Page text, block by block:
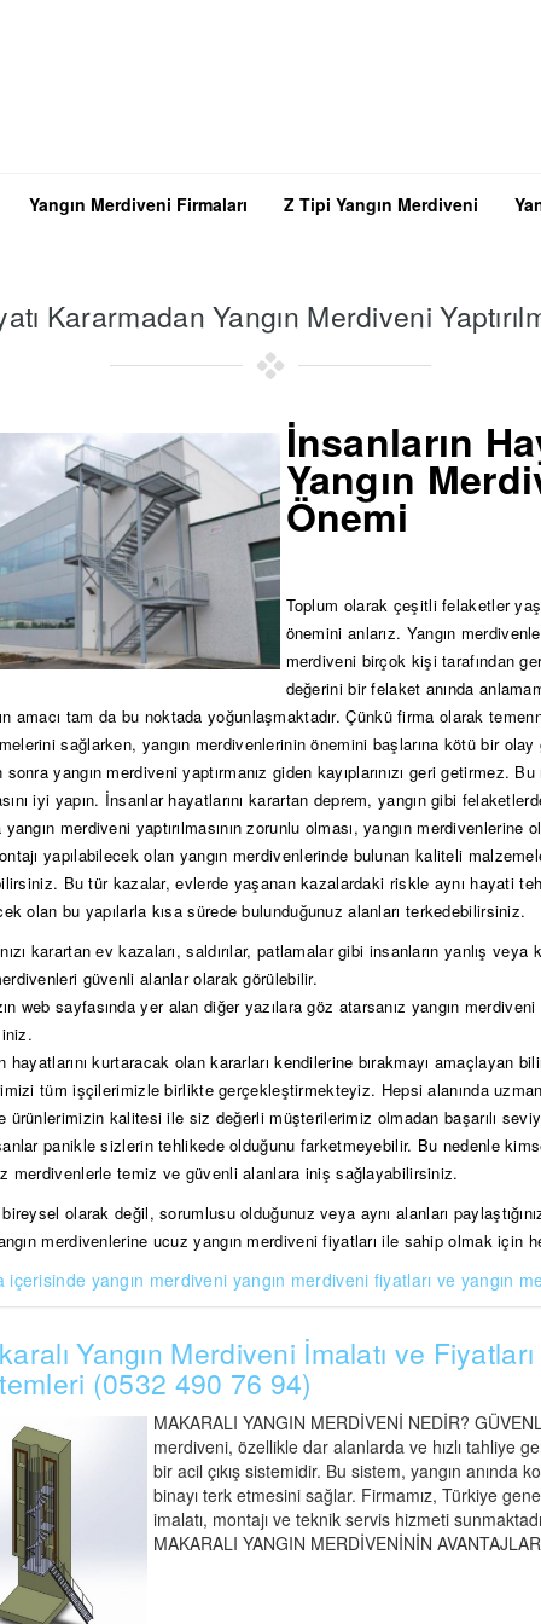
Yangın Merdiveni Firmaları Z Tipi Yangın Merdiveni
Kararmadan Yangın Merdiveni
İnsanların
Yangın
Önemi
Toplum olarak çeşitli felaketler
önemini anlarız. Yangın
merdiveni birçok kişi tarafından
değerini bir felaket anında
amacı tam da bu noktada yoğunlaşmaktadır. Çünkü firma olarak
sağlarken, yangın merdivenlerinin önemini başlarına kötü bir
yangın merdiveni yaptırmanız giden kayıplarınızı geri getirmez.
iyi yapın. İnsanlar hayatlarını karartan deprem, yangın gibi
merdiveni yaptırılmasının zorunlu olması, yangın
yapılabilecek olan yangın merdivenlerinde bulunan kaliteli
Bu tür kazalar, evlerde yaşanan kazalardaki riskle aynı hayati
olan bu yapılarla kısa sürede bulunduğunuz alanları terkedebilirsiniz.
karartan ev kazaları, saldırılar, patlamalar gibi insanların yanlış
güvenli alanlar olarak görülebilir.
web sayfasında yer alan diğer yazılara göz atarsanız yangın
hayatlarını kurtaracak olan kararları kendilerine bırakmayı amaçlayan
tüm işçilerimizle birlikte gerçekleştirmekteyiz. Hepsi alanında
ürünlerimizin kalitesi ile siz değerli müşterilerimiz olmadan başarılı
panikle sizlerin tehlikede olduğunu farketmeyebilir. Bu nedenle
merdivenlerle temiz ve güvenli alanlara iniş sağlayabilirsiniz.
olarak değil, sorumlusu olduğunuz veya aynı alanları
merdivenlerine ucuz yangın merdiveni fiyatları ile sahip olmak için
içerisinde yangın merdiveni yangın merdiveni fiyatları ve yangın
Yangın Merdiveni İmalatı ve
(0532 490 76 94)
MAKARALI YANGIN MERDİVENİ NEDİR?
merdiveni, özellikle dar alanlarda ve hızlı tahliye
bir acil çıkış sistemidir. Bu sistem, yangın anında
binayı terk etmesini sağlar. Firmamız, Türkiye
imalatı, montajı ve teknik servis hizmeti
MAKARALI YANGIN MERDİVENİNİN